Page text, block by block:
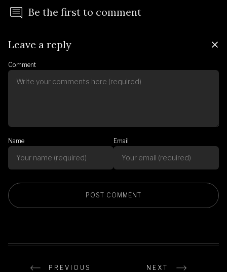
Be the first to comment
Leave a reply
Comment
Name Email
PREVIOUS NEXT